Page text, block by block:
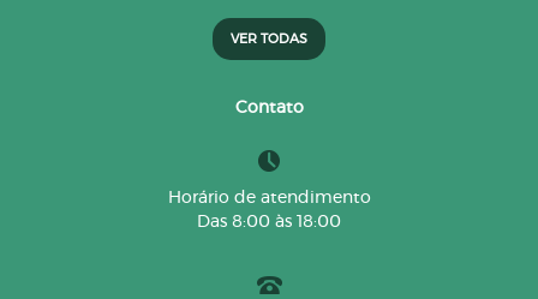
VER TODAS
Contato
Horário de atendimento
Das 8:00 às 18:00